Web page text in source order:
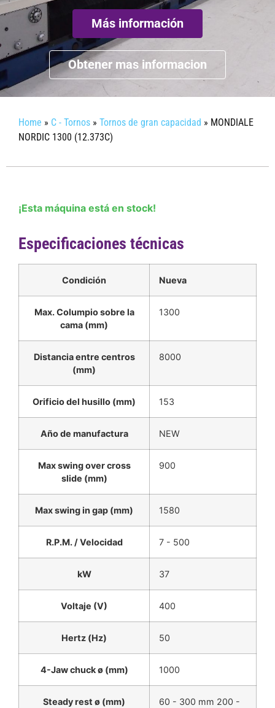
Más información
Obtener mas informacion
Home » C - Tornos » Tornos de gran capacidad » MONDIALE
NORDIC 1300 (12.373C)
¡Esta máquina está en stock!
Especificaciones técnicas
Condición Nueva
Max. Columpio sobre la
cama (mm)
1300
Distancia entre centros
(mm)
8000
Orificio del husillo (mm) 153
Año de manufactura NEW
Max swing over cross
slide (mm)
900
Max swing in gap (mm) 1580
R.P.M. / Velocidad 7 - 500
kW 37
Voltaje (V) 400
Hertz (Hz) 50
4-Jaw chuck ø (mm) 1000
Steady rest ø (mm)
60 - 300 mm 200 -